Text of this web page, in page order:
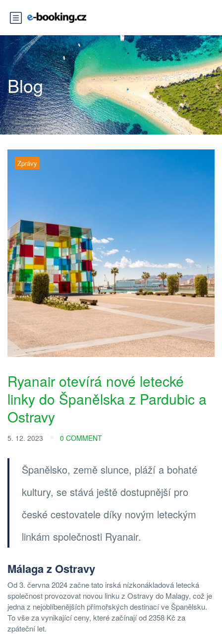
Blog
Zprávy
Ryanair otevírá nové letecké
linky do Španělska z Pardubic a
Ostravy
5. 12. 2023 0 COMMENT
Španělsko, země slunce, pláží a bohaté
kultury, se stává ještě dostupnější pro
české cestovatele díky novým leteckým
linkám společnosti Ryanair.
Málaga z Ostravy
Od 3. června 2024 začne tato irská nízkonákladová letecká
společnost provozovat novou linku z Ostravy do Malagy, což je
jedna z nejoblíbenějších přímořských destinací ve Španělsku.
To vše za vynikající ceny, které začínají od 2358 Kč za
zpáteční let.